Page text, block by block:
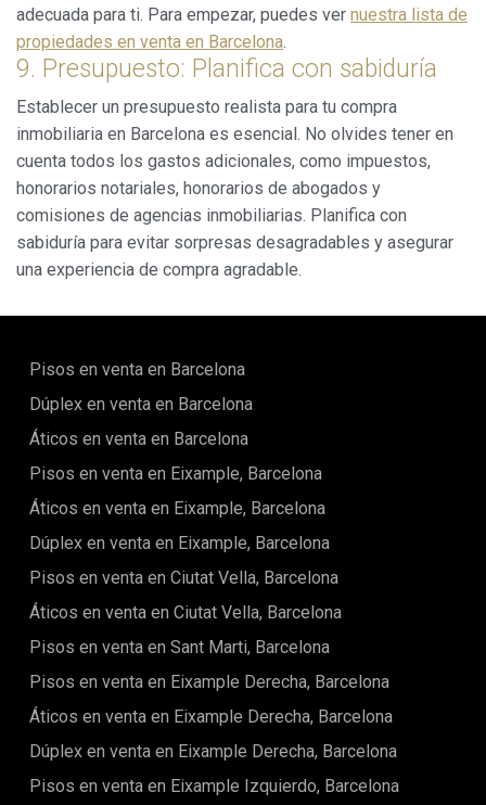
adecuada para ti. Para empezar, puedes ver nuestra lista de
propiedades en venta en Barcelona.
9. Presupuesto: Planifica con sabiduría
Establecer un presupuesto realista para tu compra
inmobiliaria en Barcelona es esencial. No olvides tener en
cuenta todos los gastos adicionales, como impuestos,
honorarios notariales, honorarios de abogados y
comisiones de agencias inmobiliarias. Planifica con
sabiduría para evitar sorpresas desagradables y asegurar
una experiencia de compra agradable.
Pisos en venta en Barcelona
Dúplex en venta en Barcelona
Áticos en venta en Barcelona
Pisos en venta en Eixample, Barcelona
Áticos en venta en Eixample, Barcelona
Dúplex en venta en Eixample, Barcelona
Pisos en venta en Ciutat Vella, Barcelona
Áticos en venta en Ciutat Vella, Barcelona
Pisos en venta en Sant Marti, Barcelona
Pisos en venta en Eixample Derecha, Barcelona
Áticos en venta en Eixample Derecha, Barcelona
Dúplex en venta en Eixample Derecha, Barcelona
Pisos en venta en Eixample Izquierdo, Barcelona